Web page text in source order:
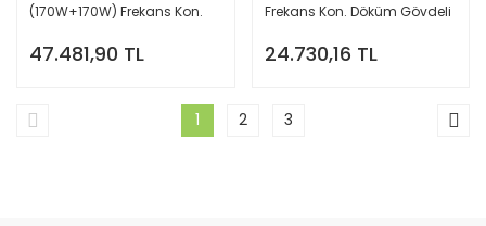
(170W+170W) Frekans Kon.
Pompası - DN32 FLANŞ
47.481,90 TL
Frekans Kon. Döküm Gövdeli
Dişli Bağlantılı
24.730,16 TL
1 2 3